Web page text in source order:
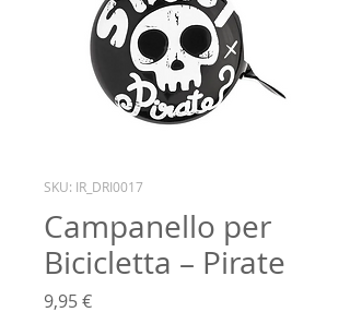
SKU: IR_DRI0017
Campanello per
Bicicletta – Pirate
9,95 €Prezzo